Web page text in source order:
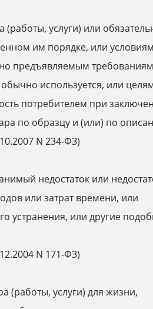
(работы, услуги) или
им порядке, или условиям
предъявляемым
используется, или
потребителем при
по образцу и (или) по
N 234-ФЗ)
недостаток или
или затрат времени, или
устранения, или другие
N 171-ФЗ)
(работы, услуги) для жизни,